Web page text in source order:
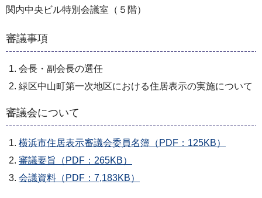
関内中央ビル特別会議室（５階）
審議事項
会長・副会長の選任
緑区中山町第一次地区における住居表示の実施について
審議会について
横浜市住居表示審議会委員名簿（PDF：125KB）
審議要旨（PDF：265KB）
会議資料（PDF：7,183KB）